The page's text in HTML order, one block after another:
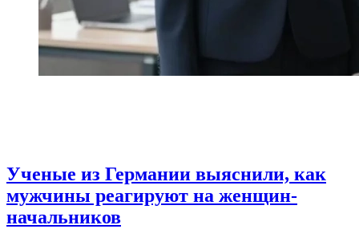
Ученые из Германии выяснили, как
мужчины реагируют на женщин-
начальников